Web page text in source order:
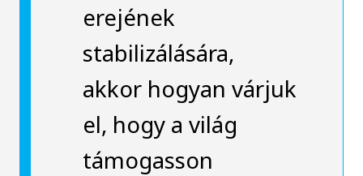
erejének
stabilizálására,
akkor hogyan várjuk
el, hogy a világ
támogasson